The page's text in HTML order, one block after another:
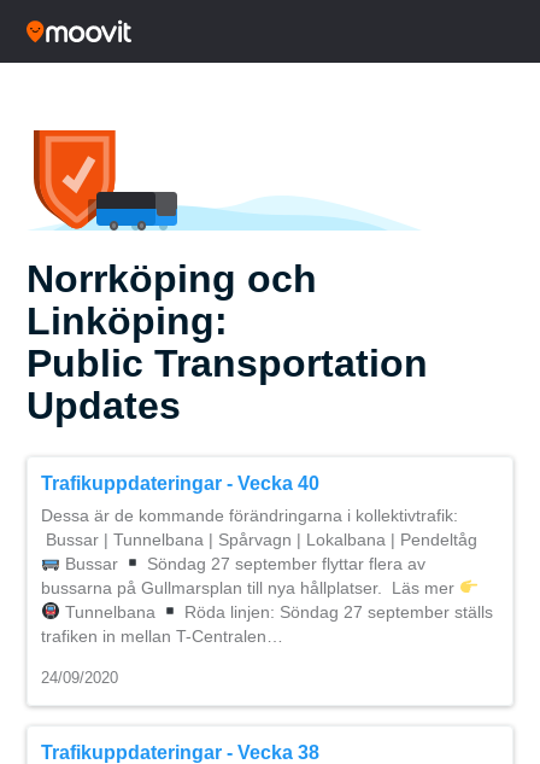
Norrköping och
Linköping:
Public Transportation
Updates
Trafikuppdateringar - Vecka 40
Dessa är de kommande förändringarna i kollektivtrafik:
Bussar | Tunnelbana | Spårvagn | Lokalbana | Pendeltåg
Bussar
Söndag 27 september flyttar flera av
bussarna på Gullmarsplan till nya hållplatser. Läs mer
Tunnelbana
Röda linjen: Söndag 27 september ställs
trafiken in mellan T-Centralen…
24/09/2020
Trafikuppdateringar - Vecka 38